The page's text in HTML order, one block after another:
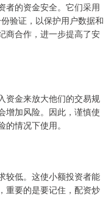
者的资金安全。它们采用
验证，以保护用户数据和
商合作，进一步提高了安
资金来放大他们的交易规
增加风险。因此，谨慎使
情况下使用。
较低。这使小额投资者能
重要的是要记住，配资炒